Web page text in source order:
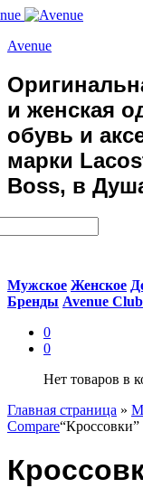
Avenue
и женская
обувь и
марки
Boss, в
Мужское Женское
Бренды Avenue Club
0
0
Нет товаров в
Главная страница »
Compare“Кроссовки”